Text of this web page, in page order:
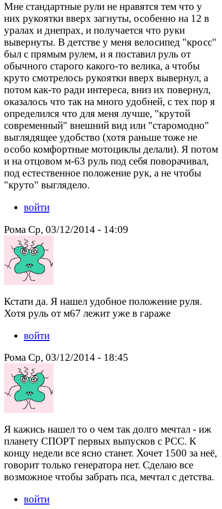
Мне стандартные рули не нравятся тем что у
них рукоятки вверх загнуты, особенно на 12 в
уралах и днепрах, и получается что руки
вывернуты. В детстве у меня велосипед "кросс"
был с прямым рулем, и я поставил руль от
обычного старого какого-то велика, а чтобы
круто смотрелось рукоятки вверх вывернул, а
потом как-то ради интереса, вниз их повернул,
оказалось что так на много удобней, с тех пор я
определился что для меня лучше, "крутой
современный" внешний вид или "старомодно"
выглядящее удобство (хотя раньше тоже не
особо комфортные мотоциклы делали). Я потом
и на отцовом м-63 руль под себя поворачивал,
под естественное положение рук, а не чтобы
"круто" выглядело.
войти
Рома Ср, 03/12/2014 - 14:09
Кстати да. Я нашел удобное положение руля.
Хотя руль от м67 лежит уже в гараже
войти
Рома Ср, 03/12/2014 - 18:45
Я кажись нашел то о чем так долго мечтал - иж
планету СПОРТ первых выпусков с РСС. К
концу недели все ясно станет. Хочет 1500 за неё,
говорит только генератора нет. Сделаю все
возможное чтобы забрать пса, мечтал с детства.
войти